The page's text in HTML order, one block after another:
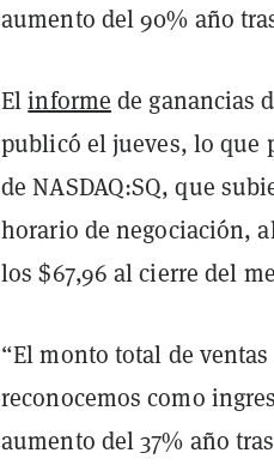
aumento del 90% año
Elinforme de ganancias
publicó el jueves, lo que
de NASDAQ:SQ, que
horario de negociación,
los $67,96 al cierre del
“El monto total de
reconocemos como
aumento del 37% año